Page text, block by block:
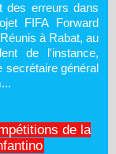
des erreurs dans
FIFA Forward
à Rabat, au
de l'instance,
secrétaire général
de la